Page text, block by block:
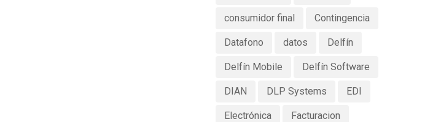
consumidor final Contingencia
Datafono datos Delfín
Delfín Mobile Delfín Software
DIAN DLP Systems EDI
Electrónica Facturacion